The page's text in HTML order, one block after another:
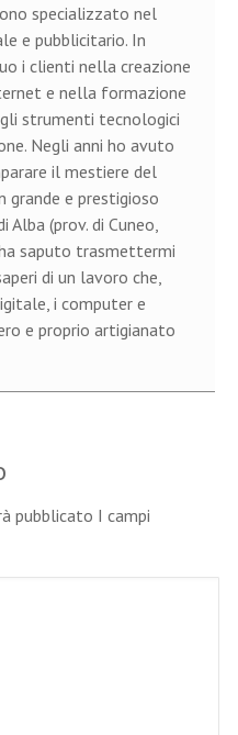
specializzato nel
e pubblicitario. In
i clienti nella creazione
e nella formazione
strumenti tecnologici
Negli anni ho avuto
il mestiere del
e prestigioso
Alba (prov. di Cuneo,
saputo trasmettermi
di un lavoro che,
i computer e
e proprio artigianato
pubblicato I campi